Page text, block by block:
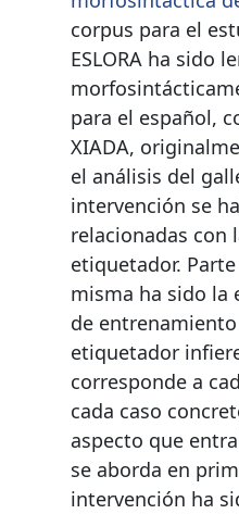
corpus para el
ESLORA ha sido
para el español,
XIADA,
el análisis del
intervención se
relacionadas con
etiquetador.
misma ha sido la
de
etiquetador
corresponde a
cada caso
aspecto que
se aborda en
intervención ha